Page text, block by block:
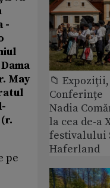
-
May
pe
📁
Conferințe
Nadia
la cea de-a
festivalului
Haferland